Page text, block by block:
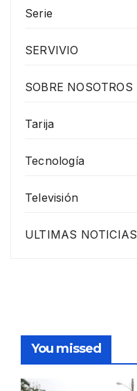
Serie
SERVIVIO
SOBRE NOSOTROS
Tarija
Tecnología
Televisión
ULTIMAS NOTICIAS
You missed